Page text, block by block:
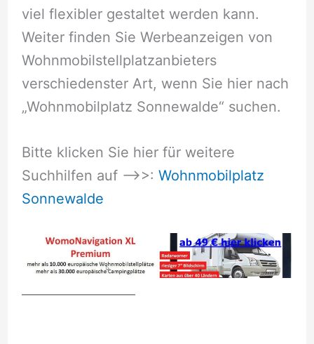
viel flexibler gestaltet werden kann.
Weiter finden Sie Werbeanzeigen von
Wohnmobilstellplatzanbieters
verschiedenster Art, wenn Sie hier nach
„Wohnmobilplatz Sonnewalde“ suchen.
Bitte klicken Sie hier für weitere
Suchhilfen auf –>>: Wohnmobilplatz
Sonnewalde